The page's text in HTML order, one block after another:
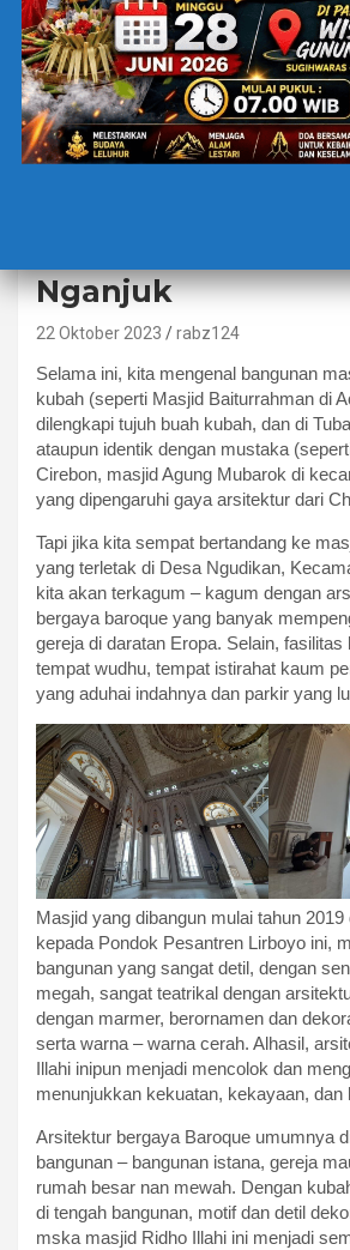
BERITA TERBARU
“Ridho Illahi”,
Nganjuk
22 Oktober 2023 rabz124
Selama ini, kita mengenal bangunan
kubah (seperti Masjid Baiturrahman di
dilengkapi tujuh buah kubah, dan di
ataupun identik dengan mustaka
Cirebon, masjid Agung Mubarok di
yang dipengaruhi gaya arsitektur dari
Tapi jika kita sempat bertandang ke
yang terletak di Desa Ngudikan,
kita akan terkagum – kagum dengan
bergaya baroque yang banyak
gereja di daratan Eropa. Selain, fasilitas
tempat wudhu, tempat istirahat kaum
yang aduhai indahnya dan parkir yang
Masjid yang dibangun mulai tahun 2019
kepada Pondok Pesantren Lirboyo ini,
bangunan yang sangat detil, dengan
megah, sangat teatrikal dengan
dengan marmer, berornamen dan
serta warna – warna cerah. Alhasil,
Illahi inipun menjadi mencolok dan
menunjukkan kekuatan, kekayaan, dan
Arsitektur bergaya Baroque umumnya
bangunan – bangunan istana, gereja
rumah besar nan mewah. Dengan
di tengah bangunan, motif dan detil
mska masjid Ridho Illahi ini menjadi